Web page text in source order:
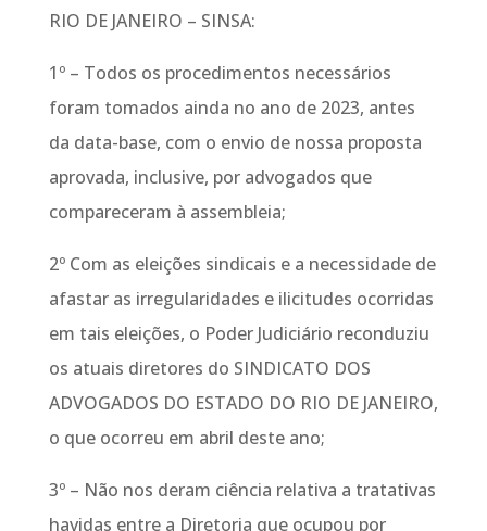
RIO DE JANEIRO – SINSA:
1º – Todos os procedimentos necessários
foram tomados ainda no ano de 2023, antes
da data-base, com o envio de nossa proposta
aprovada, inclusive, por advogados que
compareceram à assembleia;
2º Com as eleições sindicais e a necessidade de
afastar as irregularidades e ilicitudes ocorridas
em tais eleições, o Poder Judiciário reconduziu
os atuais diretores do SINDICATO DOS
ADVOGADOS DO ESTADO DO RIO DE JANEIRO,
o que ocorreu em abril deste ano;
3º – Não nos deram ciência relativa a tratativas
havidas entre a Diretoria que ocupou por